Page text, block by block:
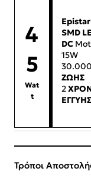
4
5
Wat
t
Epistar
SMD
DC
15W
ΖΩΗΣ
2
Τρόποι